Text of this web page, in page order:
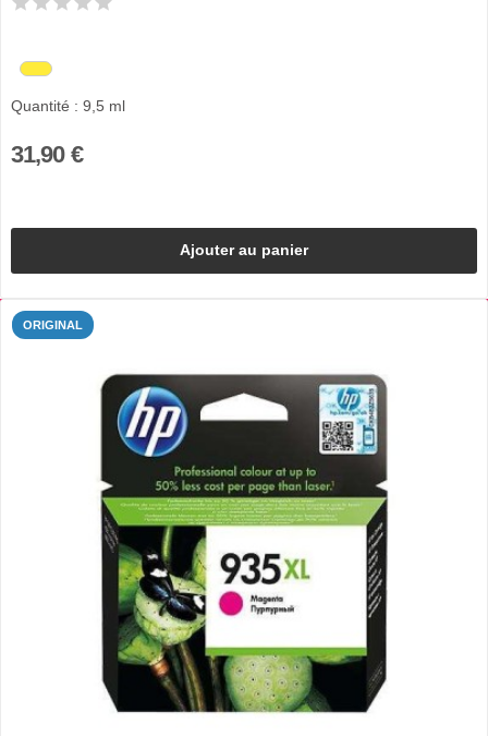
Quantité : 9,5 ml
31,90 €
Ajouter au panier
ORIGINAL